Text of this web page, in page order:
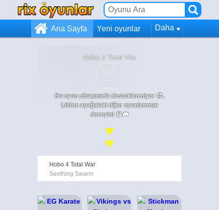
Ana Sayfa Yeni oyunlar Daha
Hobo 4 Total War
Bu oyun cihazınızda desteklenmiyor 😞.
Lütfen aşağıdaki diğer oyunlarımızı
deneyin! 😄🎮
Hobo 4 Total War
Seething Swarm